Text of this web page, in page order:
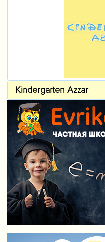
Kindergarten Azzar